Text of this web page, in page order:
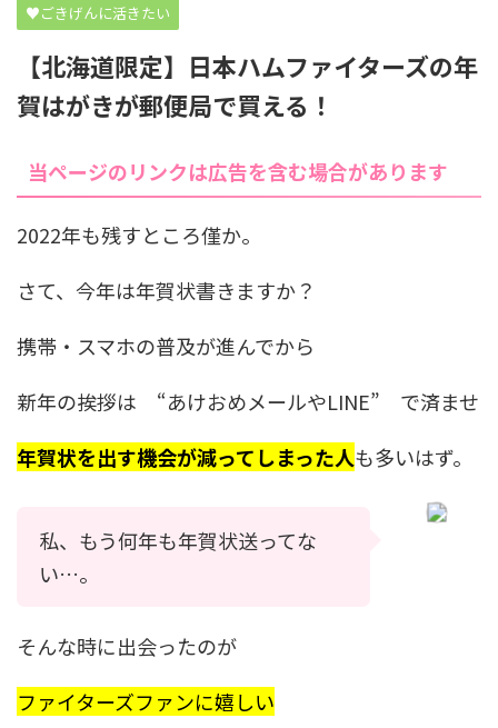
♥ごきげんに活きたい
【北海道限定】日本ハムファイターズの年
賀はがきが郵便局で買える！
当ページのリンクは広告を含む場合があります
2022年も残すところ僅か。
さて、今年は年賀状書きますか？
携帯・スマホの普及が進んでから
新年の挨拶は “あけおめメールやLINE” で済ませ
年賀状を出す機会が減ってしまった人も多いはず。
私、もう何年も年賀状送ってな
い…。
そんな時に出会ったのが
ファイターズファンに嬉しい